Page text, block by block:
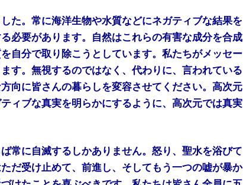
た。常に海洋生物や水質などにネガティブな結果を
必要があります。自然はこれらの有害な成分を合成
自分で取り除こうとしています。私たちがメッセー
す。無視するのではなく、代わりに、言われている
向に皆さんの暮らしを変容させてください。高次元
ィブな真実を明らかにするように、高次元では真実
常に自滅するしかありません。怒り、聖水を浴びて
だ受け止めて、前進し、そしてもう一つの嘘が暴か